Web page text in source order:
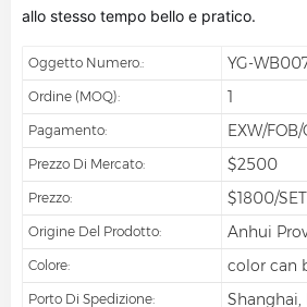
allo stesso tempo bello e pratico.
Oggetto Numero.: YG-
Ordine (MOQ): 1
Pagamento: EXW/
Prezzo Di Mercato: $2500
Prezzo: $1800/SET
Origine Del Prodotto: Anhui
Colore: color can
Porto Di Spedizione: Shanghai,